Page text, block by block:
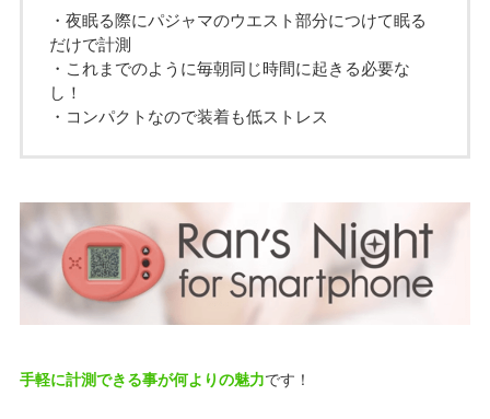
・夜眠る際にパジャマのウエスト部分につけて眠る
だけで計測
・これまでのように毎朝同じ時間に起きる必要な
し！
・コンパクトなので装着も低ストレス
手軽に計測できる事が何よりの魅力です！